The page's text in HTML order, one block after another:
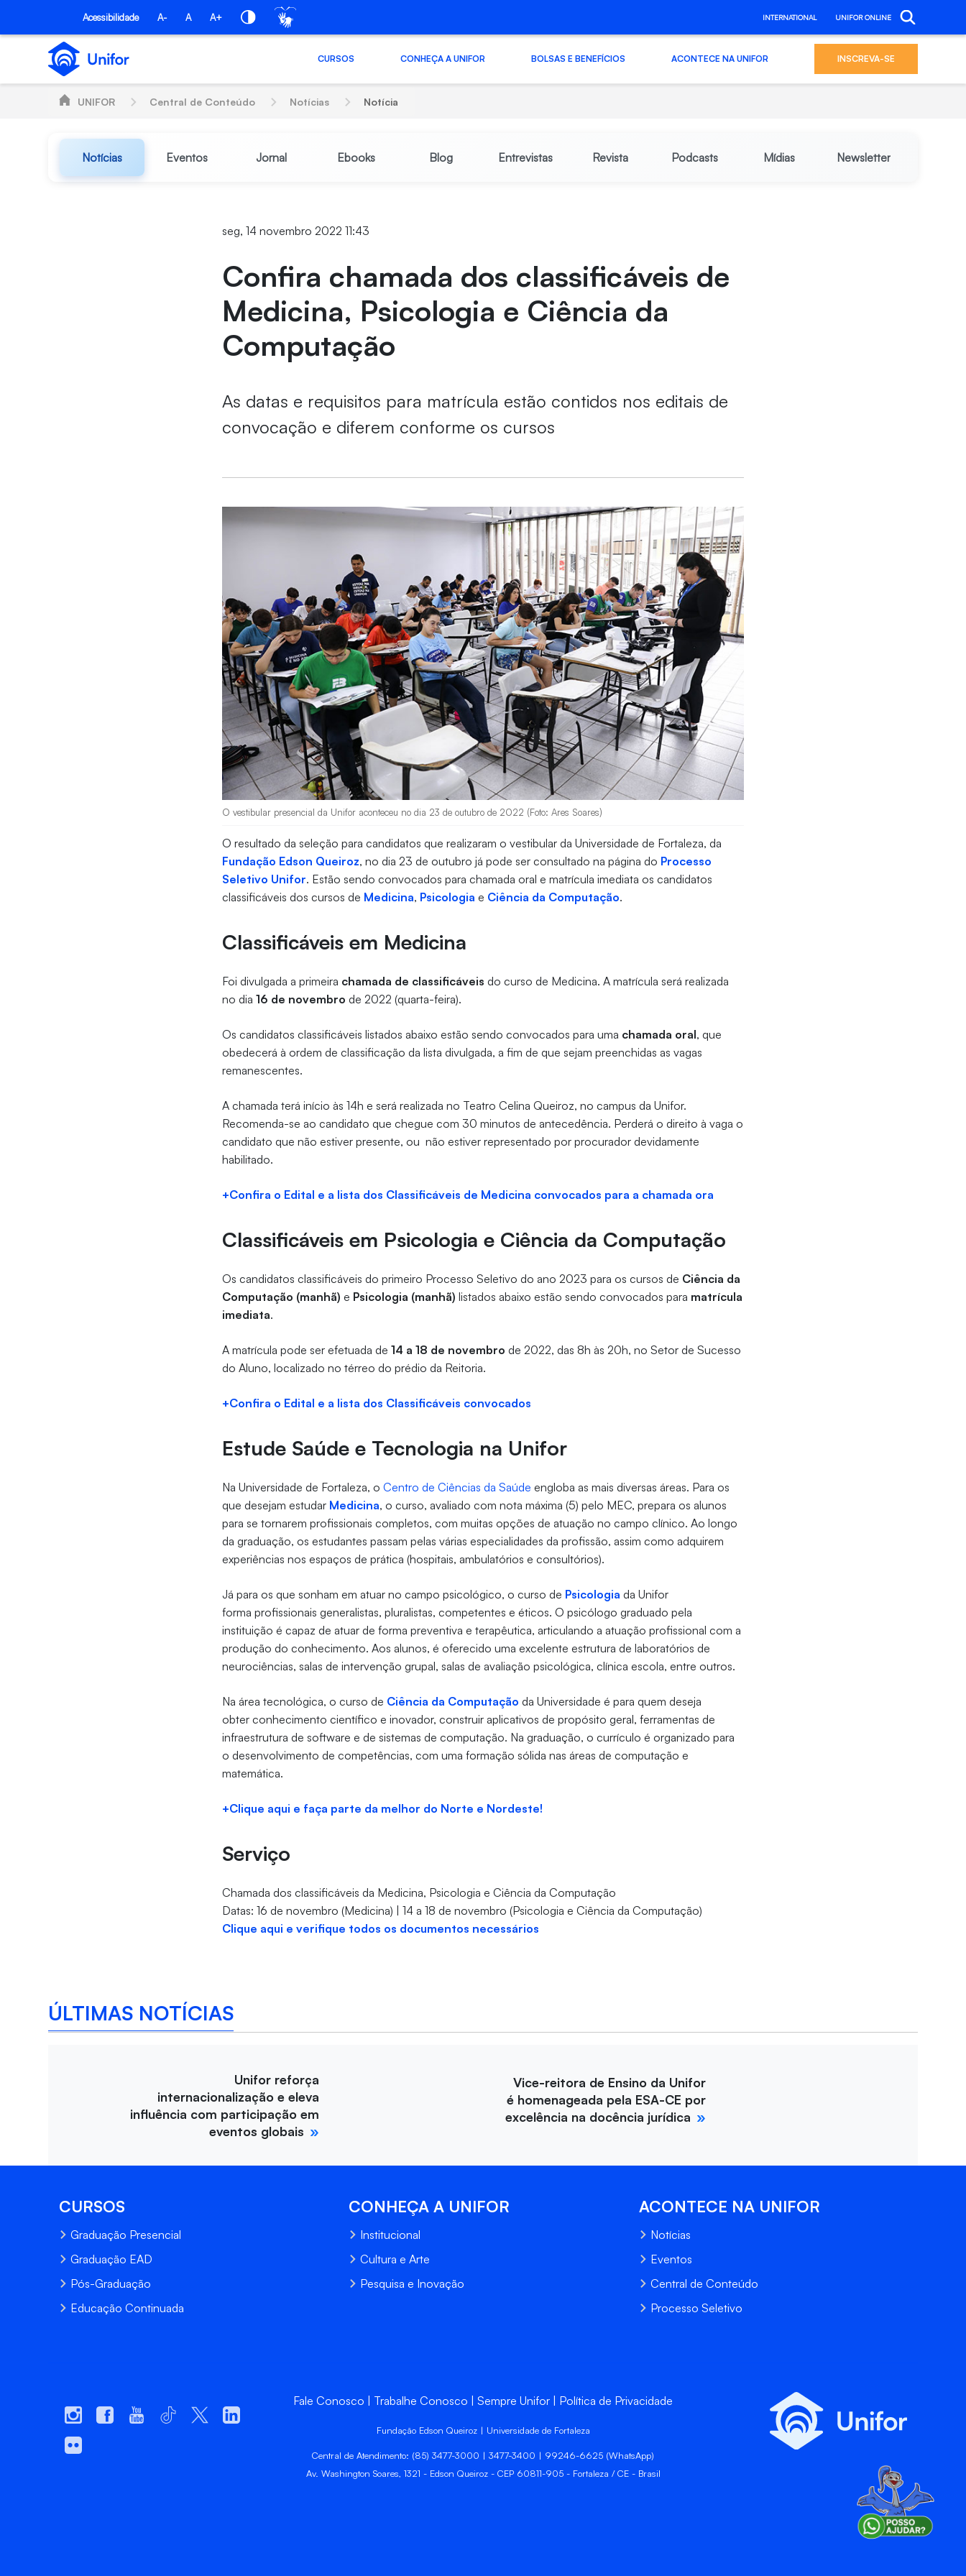
Pular para o Conteúdo principal
Acessibilidade A- A A+ INTERNATIONAL UNIFOR ONLINE
CURSOS CONHEÇA A UNIFOR BOLSAS E BENEFÍCIOS ACONTECE NA UNIFOR INSCREVA-SE
UNIFOR Central de Conteúdo Notícias Notícia
Notícias Eventos Jornal Ebooks Blog Entrevistas Revista Podcasts Mídias Newsletter
seg, 14 novembro 2022 11:43
Confira chamada dos classificáveis de
Medicina, Psicologia e Ciência da
Computação
As datas e requisitos para matrícula estão contidos nos editais de
convocação e diferem conforme os cursos
O vestibular presencial da Unifor aconteceu no dia 23 de outubro de 2022 (Foto: Ares Soares)
O resultado da seleção para candidatos que realizaram o vestibular da Universidade de Fortaleza, da
Fundação Edson Queiroz, no dia 23 de outubro já pode ser consultado na página do Processo
Seletivo Unifor. Estão sendo convocados para chamada oral e matrícula imediata os candidatos
classificáveis dos cursos de Medicina, Psicologia e Ciência da Computação.
Classificáveis em Medicina
Foi divulgada a primeira chamada de classificáveis do curso de Medicina. A matrícula será realizada
no dia16 de novembro de 2022 (quarta-feira).
Os candidatos classificáveis listados abaixo estão sendo convocados para uma chamada oral, que
obedecerá à ordem de classificação da lista divulgada, a fim de que sejam preenchidas as vagas
remanescentes.
A chamada terá início às 14h e será realizada no Teatro Celina Queiroz, no campus da Unifor.
Recomenda-se ao candidato que chegue com 30 minutos de antecedência. Perderá o direito à vaga o
candidato que não estiver presente, ou não estiver representado por procurador devidamente
habilitado.
+Confira o Edital e a lista dos Classificáveis de Medicina convocados para a chamada ora
Classificáveis em Psicologia e Ciência da Computação
Os candidatos classificáveis do primeiro Processo Seletivo do ano 2023 para os cursos de Ciência da
Computação (manhã) e Psicologia (manhã) listados abaixo estão sendo convocados para matrícula
imediata.
A matrícula pode ser efetuada de14 a 18 de novembro de 2022, das 8h às 20h, no Setor de Sucesso
do Aluno, localizado no térreo do prédio da Reitoria.
+Confira o Edital e a lista dos Classificáveis convocados
Estude Saúde e Tecnologia na Unifor
Na Universidade de Fortaleza, oCentro de Ciências da Saúde engloba as mais diversas áreas. Para os
que desejam estudar Medicina, o curso, avaliado com nota máxima (5) pelo MEC, prepara os alunos
para se tornarem profissionais completos, com muitas opções de atuação no campo clínico. Ao longo
da graduação, os estudantes passam pelas várias especialidades da profissão, assim como adquirem
experiências nos espaços de prática (hospitais, ambulatórios e consultórios).
Já para os que sonham em atuar no campo psicológico, o curso de Psicologia da Unifor
forma profissionais generalistas, pluralistas, competentes e éticos. O psicólogo graduado pela
instituição é capaz de atuar de forma preventiva e terapêutica, articulando a atuação profissional com a
produção do conhecimento. Aos alunos, é oferecido uma excelente estrutura de laboratórios de
neurociências, salas de intervenção grupal, salas de avaliação psicológica, clínica escola, entre outros.
Na área tecnológica, o curso de Ciência da Computação da Universidade é para quem deseja
obter conhecimento científico e inovador, construir aplicativos de propósito geral, ferramentas de
infraestrutura de software e de sistemas de computação. Na graduação, o currículo é organizado para
o desenvolvimento de competências, com uma formação sólida nas áreas de computação e
matemática.
+Clique aqui e faça parte da melhor do Norte e Nordeste!
Serviço
Chamada dos classificáveis da Medicina, Psicologia e Ciência da Computação
Datas: 16 de novembro (Medicina) | 14 a 18 de novembro (Psicologia e Ciência da Computação)
Clique aqui e verifique todos os documentos necessários
ÚLTIMAS NOTÍCIAS
Unifor reforça
internacionalização e eleva
influência com participação em
eventos globais
Vice-reitora de Ensino da Unifor
é homenageada pela ESA-CE por
excelência na docência jurídica
CURSOS
Graduação Presencial
Graduação EAD
Pós-Graduação
Educação Continuada
CONHEÇA A UNIFOR
Institucional
Cultura e Arte
Pesquisa e Inovação
ACONTECE NA UNIFOR
Notícias
Eventos
Central de Conteúdo
Processo Seletivo
Fale Conosco Trabalhe Conosco Sempre Unifor Política de Privacidade
Fundação Edson Queiroz | Universidade de Fortaleza
Central de Atendimento: (85) 3477-3000 | 3477-3400 | 99246-6625 (WhatsApp)
Av. Washington Soares, 1321 - Edson Queiroz - CEP 60811-905 - Fortaleza / CE - Brasil